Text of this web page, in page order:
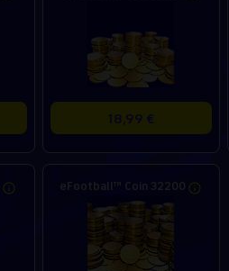
18,99 €
eFootball™ Coin 32200